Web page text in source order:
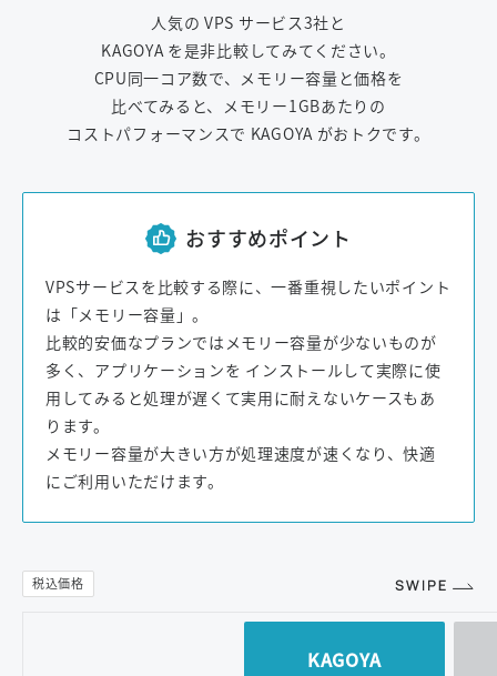
人気の VPS サービス3社と
KAGOYA を是非比較してみてください。
CPU同一コア数で、メモリー容量と価格を
比べてみると、メモリー1GBあたりの
コストパフォーマンスで KAGOYA がおトクです。
おすすめポイント
VPSサービスを比較する際に、一番重視したいポイント
は「メモリー容量」。
比較的安価なプランではメモリー容量が少ないものが
多く、アプリケーションを インストールして実際に使
用してみると処理が遅くて実用に耐えないケースもあ
ります。
メモリー容量が大きい方が処理速度が速くなり、快適
にご利用いただけます。
KAGOYA